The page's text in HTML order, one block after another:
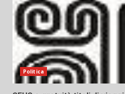
Politica